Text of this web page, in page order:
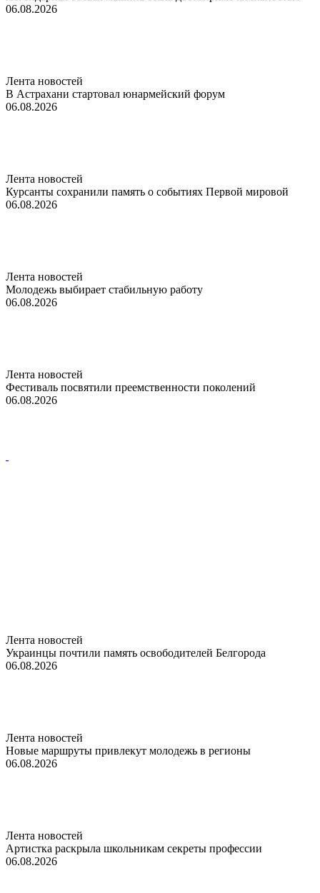
06.08.2026
Лента новостей
В Астрахани стартовал юнармейский форум
06.08.2026
Лента новостей
Курсанты сохранили память о событиях Первой мировой
06.08.2026
Лента новостей
Молодежь выбирает стабильную работу
06.08.2026
Лента новостей
Фестиваль посвятили преемственности поколений
06.08.2026
Лента новостей
Украинцы почтили память освободителей Белгорода
06.08.2026
Лента новостей
Новые маршруты привлекут молодежь в регионы
06.08.2026
Лента новостей
Артистка раскрыла школьникам секреты профессии
06.08.2026